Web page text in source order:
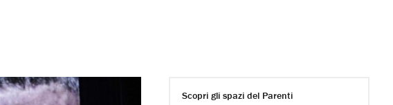
Scopri gli spazi del Parenti